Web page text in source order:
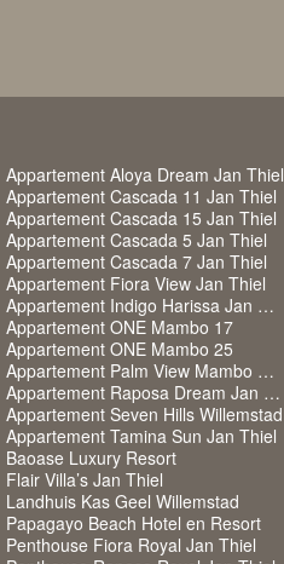
Appartement Aloya Dream Jan Thiel
Appartement Cascada 11 Jan Thiel
Appartement Cascada 15 Jan Thiel
Appartement Cascada 5 Jan Thiel
Appartement Cascada 7 Jan Thiel
Appartement Fiora View Jan Thiel
Appartement Indigo Harissa Jan Thiel
Appartement ONE Mambo 17
Appartement ONE Mambo 25
Appartement Palm View Mambo Beach
Appartement Raposa Dream Jan Thiel
Appartement Seven Hills Willemstad
Appartement Tamina Sun Jan Thiel
Baoase Luxury Resort
Flair Villa’s Jan Thiel
Landhuis Kas Geel Willemstad
Papagayo Beach Hotel en Resort
Penthouse Fiora Royal Jan Thiel